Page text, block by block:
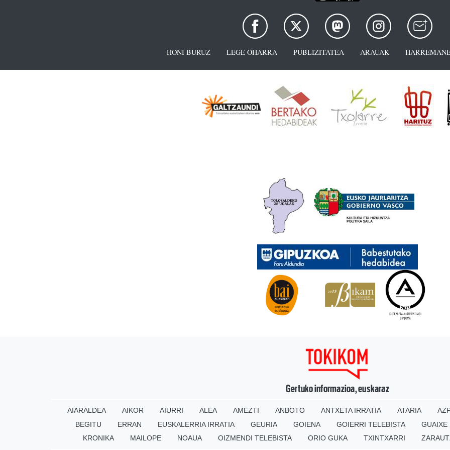
HONI BURUZ LEGE OHARRA PUBLIZITATEA ARAUAK
Gertuko informazioa, euskaraz
AIARALDEA AIKOR AIURRI ALEA AMEZTI ANBOTO ANTXETA IRRATIA ATARIA
BEGITU
ERRAN EUSKALERRIA IRRATIA GEURIA GOIENA GOIERRI TELEBISTA GUAIXE
KRONIKA
MAILOPE NOAUA OIZMENDI TELEBISTA ORIO GUKA TXINTXARRI